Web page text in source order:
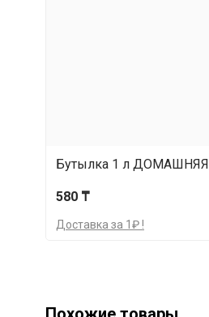
Бутылка 1 л ДОМАШНЯЯ
580 ₸
Доставка за 1₽ !